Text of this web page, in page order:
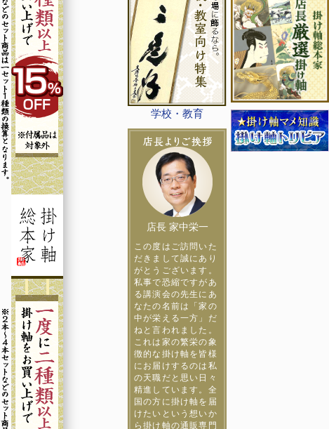
学校・教育
店長 家中栄一
この度はご訪問いた
だきまして誠にあり
がとうございます。
私事で恐縮ですがあ
る講演会の先生にあ
なたの名前は「家の
中が栄える一方」だ
ねと言われました。
これは家の繁栄の象
徴的な掛け軸を皆様
にお届けするのは私
の天職だと思い日々
精進しています。全
国の方に掛け軸を届
けたいという想いか
ら掛け軸の通販専門